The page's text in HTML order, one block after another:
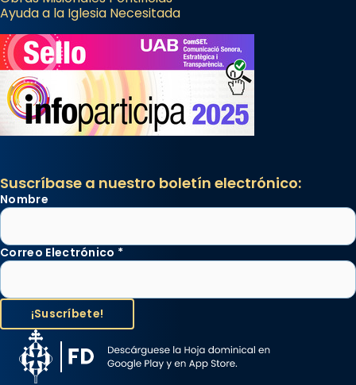
Ayuda a la Iglesia Necesitada
Suscríbase a nuestro boletín electrónico:
Nombre
Correo Electrónico *